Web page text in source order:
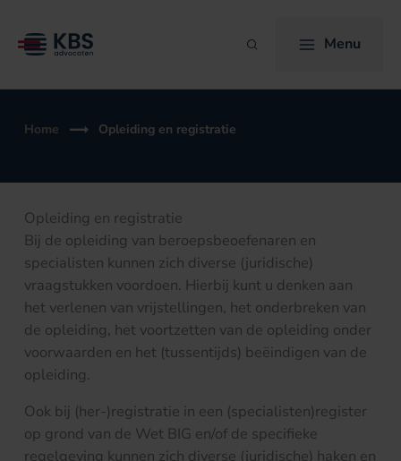
naar
Zoeken Menu
Home Opleiding en registratie
Opleiding en registratie
Bij de opleiding van beroepsbeoefenaren en
specialisten kunnen zich diverse (juridische)
vraagstukken voordoen. Hierbij kunt u denken aan
het verlenen van vrijstellingen, het onderbreken van
de opleiding, het voortzetten van de opleiding onder
voorwaarden en het (tussentijds) beëindigen van de
opleiding.
Ook bij (her-)registratie in een (specialisten)register
op grond van de Wet BIG en/of de specifieke
regelgeving kunnen zich diverse (juridische) haken en